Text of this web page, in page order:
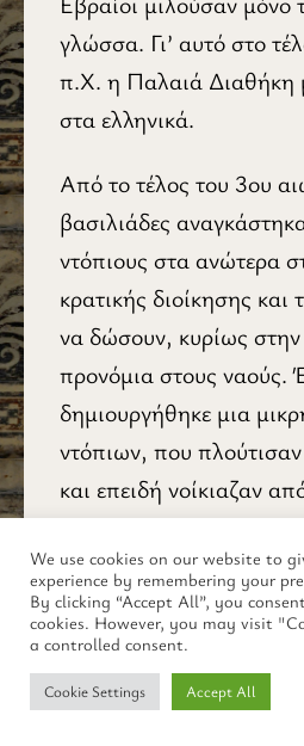
γλώσσα. Γι’ αυτό στο
π.Χ. η Παλαιά Διαθήκη
στα ελληνικά.
Από το τέλος του 3ου
βασιλιάδες
ντόπιους στα ανώτερα
κρατικής διοίκησης και
να δώσουν, κυρίως
προνόμια στους ναούς.
δημιουργήθηκε μια
ντόπιων, που
και επειδή νοίκιαζαν
δικαίωμα να μαζεύουν
αυτοί μιλούσαν
όπως οι Έλληνες
περισσότεροι ντόπιοι,
σχέσεις με τους
λατρεύουν τους δικούς
We use cookies on our website to
experience by remembering your
By clicking “Accept All”, you
cookies. However, you may visit
a controlled consent.
Cookie Settings Accept All